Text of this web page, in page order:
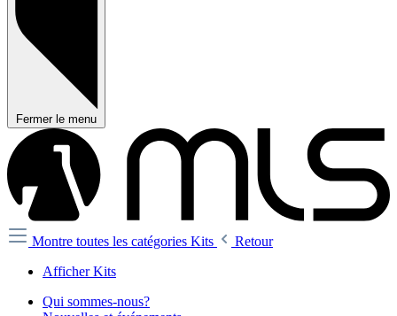
Fermer le menu
Montre toutes les catégories Kits
Retour
Afficher Kits
Qui sommes-nous?